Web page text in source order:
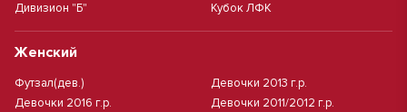
Дивизион "Б"
Кубок ЛФК
Женский
Футзал(дев.)
Девочки 2016 г.р.
Девочки 2013 г.р.
Девочки 2011/2012 г.р.